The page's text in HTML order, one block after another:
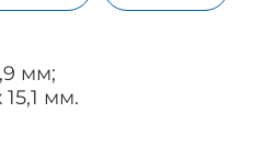
мм;
мм.